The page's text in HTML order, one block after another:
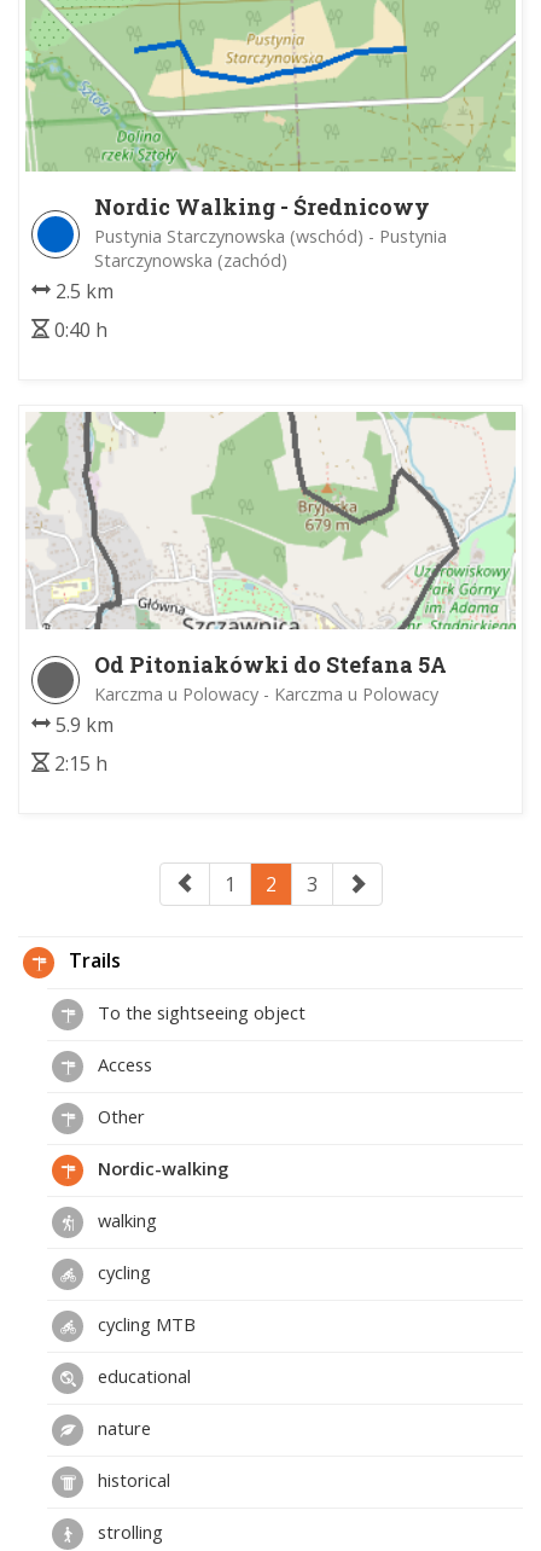
Nordic Walking - Średnicowy
Pustynia Starczynowska (wschód) - Pustynia
Starczynowska (zachód)
2.5 km
0:40 h
Od Pitoniakówki do Stefana 5A
Karczma u Polowacy - Karczma u Polowacy
5.9 km
2:15 h
1 2 3
Trails
To the sightseeing object
Access
Other
Nordic-walking
walking
cycling
cycling MTB
educational
nature
historical
strolling